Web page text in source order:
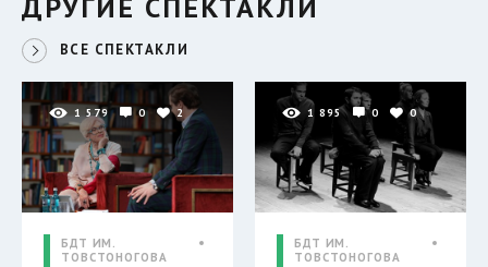
ДРУГИЕ СПЕКТАКЛИ
ВСЕ СПЕКТАКЛИ
1 579 0 2
БДТ ИМ.
ТОВСТОНОГОВА
1 895 0 0
БДТ ИМ.
ТОВСТОНОГОВА